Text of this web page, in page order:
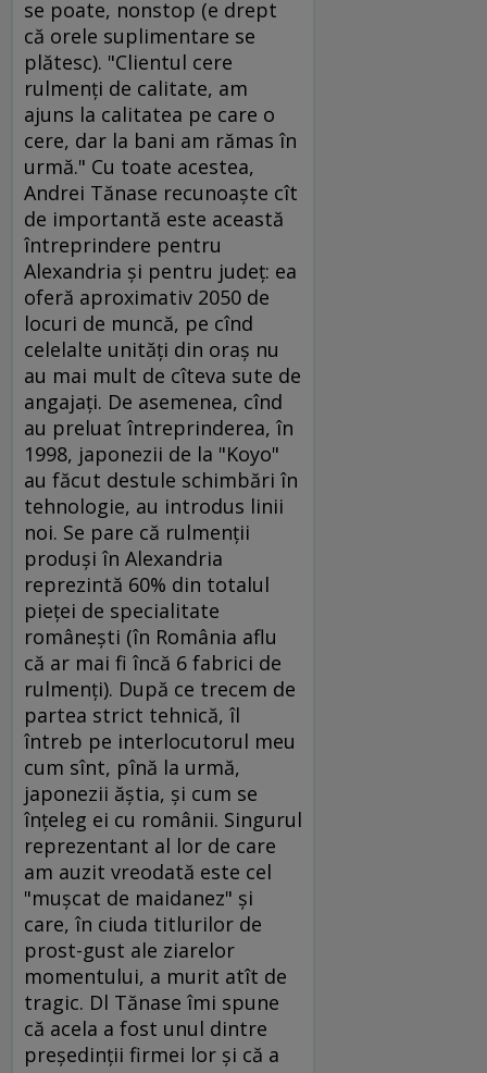
se poate, nonstop (e drept
că orele suplimentare se
plătesc). "Clientul cere
rulmenţi de calitate, am
ajuns la calitatea pe care o
cere, dar la bani am rămas în
urmă." Cu toate acestea,
Andrei Tănase recunoaşte cît
de importantă este această
întreprindere pentru
Alexandria şi pentru judeţ: ea
oferă aproximativ 2050 de
locuri de muncă, pe cînd
celelalte unităţi din oraş nu
au mai mult de cîteva sute de
angajaţi. De asemenea, cînd
au preluat întreprinderea, în
1998, japonezii de la "Koyo"
au făcut destule schimbări în
tehnologie, au introdus linii
noi. Se pare că rulmenţii
produşi în Alexandria
reprezintă 60% din totalul
pieţei de specialitate
româneşti (în România aflu
că ar mai fi încă 6 fabrici de
rulmenţi). După ce trecem de
partea strict tehnică, îl
întreb pe interlocutorul meu
cum sînt, pînă la urmă,
japonezii ăştia, şi cum se
înţeleg ei cu românii. Singurul
reprezentant al lor de care
am auzit vreodată este cel
"muşcat de maidanez" şi
care, în ciuda titlurilor de
prost-gust ale ziarelor
momentului, a murit atît de
tragic. Dl Tănase îmi spune
că acela a fost unul dintre
preşedinţii firmei lor şi că a